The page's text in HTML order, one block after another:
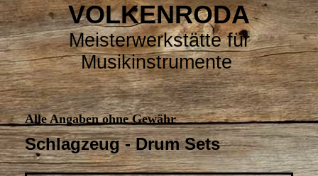
VOLKENRODA
Meisterwerkstätte für
Musikinstrumente
Alle Angaben ohne Gewähr
Schlagzeug - Drum Sets